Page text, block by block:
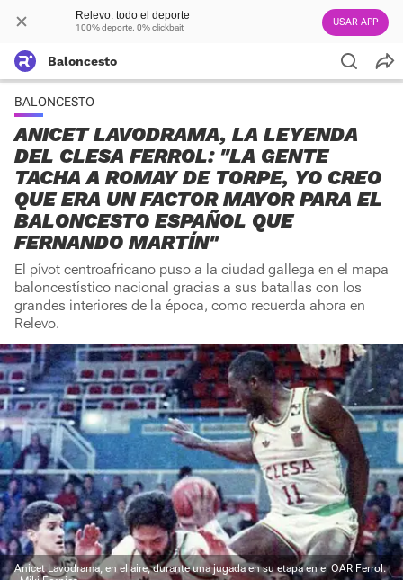
Relevo: todo el deporte
100% deporte. 0% clickbait USAR APP
Baloncesto
BALONCESTO
ANICET LAVODRAMA, LA LEYENDA
DEL CLESA FERROL: "LA GENTE
TACHA A ROMAY DE TORPE, YO CREO
QUE ERA UN FACTOR MAYOR PARA EL
BALONCESTO ESPAÑOL QUE
FERNANDO MARTÍN"
El pívot centroafricano puso a la ciudad gallega en el mapa
baloncestístico nacional gracias a sus batallas con los
grandes interiores de la época, como recuerda ahora en
Relevo.
Anicet Lavodrama, en el aire, durante una jugada en su etapa en el OAR Ferrol.